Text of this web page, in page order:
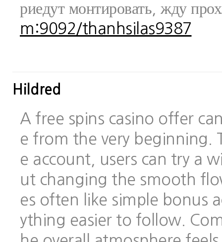
риедут монтировать, жду
m:9092/thanhsilas9387
Hildred
A free spins casino offer
e from the very beginning.
e account, users can try a
ut changing the smooth
es often like simple bonus
ything easier to follow.